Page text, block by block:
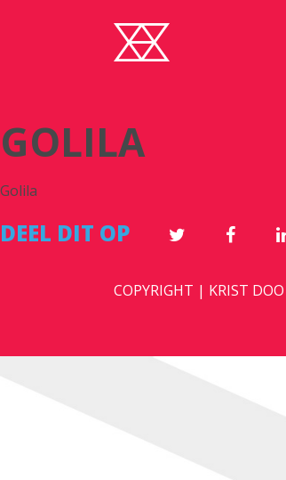
GOLILA
Golila
DEEL DIT OP
COPYRIGHT | KRIST